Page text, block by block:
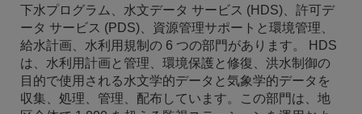
下水プログラム、水文データ サービス (HDS)、許可デ
ータ サービス (PDS)、資源管理サポートと環境管理、
給水計画、水利用規制の 6 つの部門があります。 HDS
は、水利用計画と管理、環境保護と修復、洪水制御の
目的で使用される水文学的データと気象学的データを
収集、処理、管理、配布しています。この部門は、地